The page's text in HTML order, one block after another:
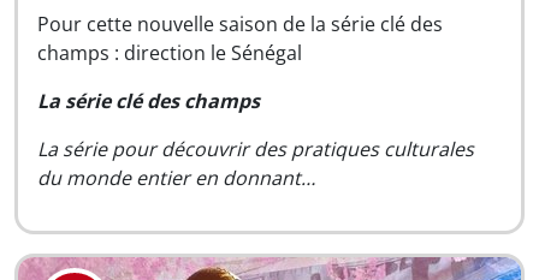
Pour cette nouvelle saison de la série clé des
champs : direction le Sénégal
La série clé des champs
La série pour découvrir des pratiques culturales
du monde entier en donnant…